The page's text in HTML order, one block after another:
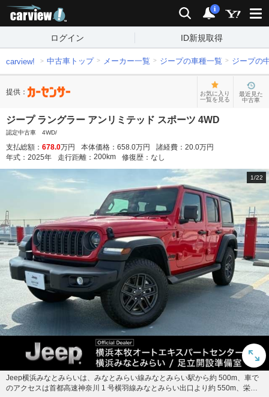
検索 通知
i
ログイン ID新規取得
carview! 中古車トップ メーカー一覧 ジープの車種一覧 ジープの
提供：
お気に入り
一覧を見る
最近見た
中古車
ジープ ラングラー アンリミテッド スポーツ 4WD
認定中古車 4WD/
支払総額： 678.0万円 本体価格： 658.0万円 諸経費： 20.0万円
年式： 2025年 走行距離： 200km 修復歴： なし
1/22
Jeep横浜みなとみらいは、みなとみらい線みなとみらい駅から約 500m、車で
のアクセスは首都高速神奈川 1 号横羽線みなとみらい出口より約 550m、栄本